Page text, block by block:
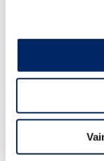
on
ratkaisuja
rakennuksiin
alla on uuden
Indonesiassa
paikalliseen